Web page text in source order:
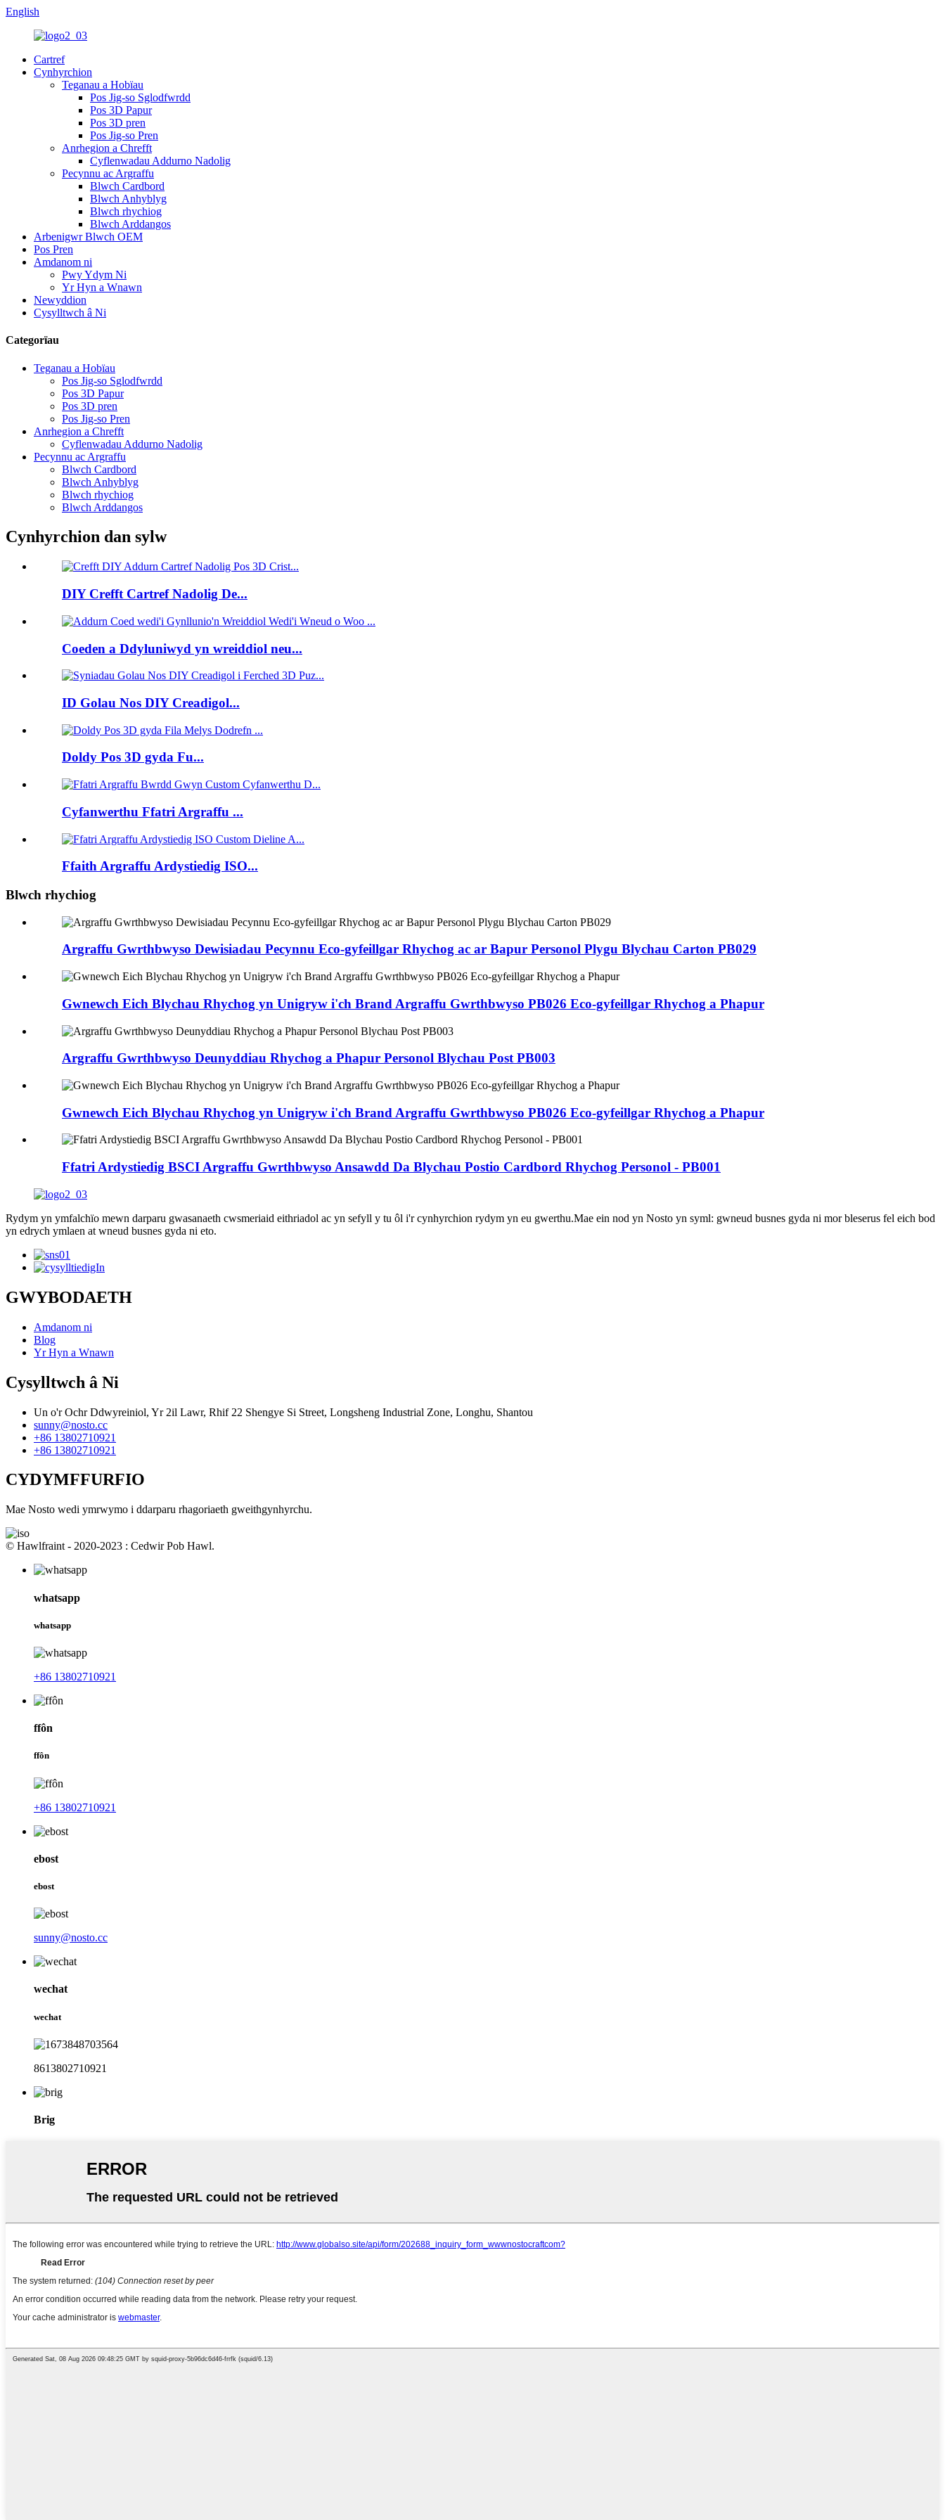
English
Cartref
Cynhyrchion
Teganau a Hobïau
Pos Jig-so Sglodfwrdd
Pos 3D Papur
Pos 3D pren
Pos Jig-so Pren
Anrhegion a Chrefft
Cyflenwadau Addurno Nadolig
Pecynnu ac Argraffu
Blwch Cardbord
Blwch Anhyblyg
Blwch rhychiog
Blwch Arddangos
Arbenigwr Blwch OEM
Pos Pren
Amdanom ni
Pwy Ydym Ni
Yr Hyn a Wnawn
Newyddion
Cysylltwch â Ni
Categorïau
Teganau a Hobïau
Pos Jig-so Sglodfwrdd
Pos 3D Papur
Pos 3D pren
Pos Jig-so Pren
Anrhegion a Chrefft
Cyflenwadau Addurno Nadolig
Pecynnu ac Argraffu
Blwch Cardbord
Blwch Anhyblyg
Blwch rhychiog
Blwch Arddangos
Cynhyrchion dan sylw
DIY Crefft Cartref Nadolig De...
Coeden a Ddyluniwyd yn wreiddiol neu...
ID Golau Nos DIY Creadigol...
Doldy Pos 3D gyda Fu...
Cyfanwerthu Ffatri Argraffu ...
Ffaith Argraffu Ardystiedig ISO...
Blwch rhychiog
Argraffu Gwrthbwyso Dewisiadau Pecynnu Eco-gyfeillgar Rhychog ac ar Bapur Personol Plygu Blychau Carton PB029
Gwnewch Eich Blychau Rhychog yn Unigryw i'ch Brand Argraffu Gwrthbwyso PB026 Eco-gyfeillgar Rhychog a Phapur
Argraffu Gwrthbwyso Deunyddiau Rhychog a Phapur Personol Blychau Post PB003
Gwnewch Eich Blychau Rhychog yn Unigryw i'ch Brand Argraffu Gwrthbwyso PB026 Eco-gyfeillgar Rhychog a Phapur
Ffatri Ardystiedig BSCI Argraffu Gwrthbwyso Ansawdd Da Blychau Postio Cardbord Rhychog Personol - PB001
Rydym yn ymfalchïo mewn darparu gwasanaeth cwsmeriaid eithriadol ac yn sefyll y tu ôl i'r cynhyrchion rydym yn eu gwerthu.Mae ein nod yn Nosto yn syml: gwneud busnes gyda ni mor bleserus fel eich bod
yn edrych ymlaen at wneud busnes gyda ni eto.
GWYBODAETH
Amdanom ni
Blog
Yr Hyn a Wnawn
Cysylltwch â Ni
Un o'r Ochr Ddwyreiniol, Yr 2il Lawr, Rhif 22 Shengye Si Street, Longsheng Industrial Zone, Longhu, Shantou
sunny@nosto.cc
+86 13802710921
+86 13802710921
CYDYMFFURFIO
Mae Nosto wedi ymrwymo i ddarparu rhagoriaeth gweithgynhyrchu.
© Hawlfraint - 2020-2023 : Cedwir Pob Hawl.
whatsapp
whatsapp
+86 13802710921
ffôn
ffôn
+86 13802710921
ebost
ebost
sunny@nosto.cc
wechat
wechat
8613802710921
Brig